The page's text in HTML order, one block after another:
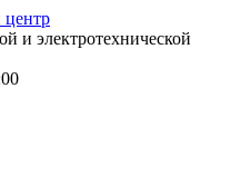
и электротехнической